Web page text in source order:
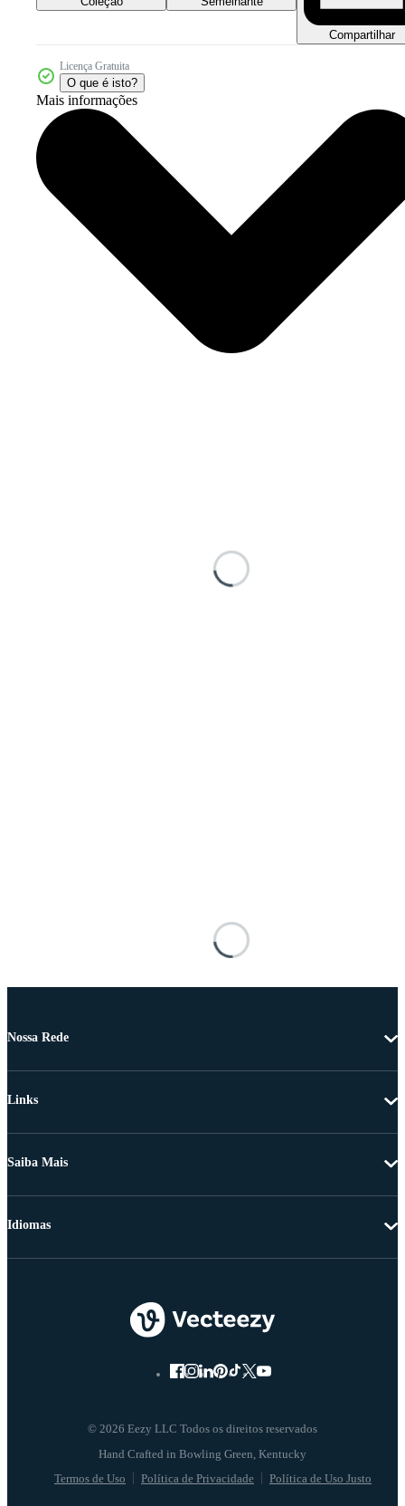
Compartilhar
Licença Gratuita
O que é isto?
Mais informações
Nossa Rede
Links
Saiba Mais
© 2026 Eezy LLC Todos os direitos reservados
Termos de Uso Política de Privacidade Política de Uso Justo
Idiomas